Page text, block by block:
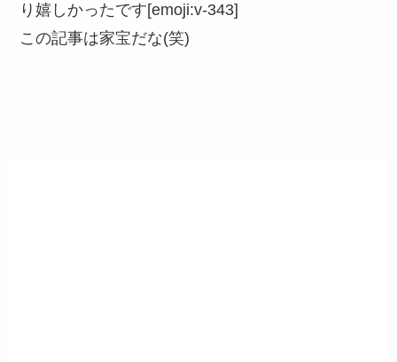
り嬉しかったです[emoji:v-343]
この記事は家宝だな(笑)